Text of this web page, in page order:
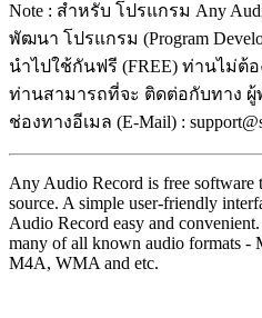
Note : สำหรับ โปรแกรม Any
พัฒนา โปรแกรม (Program
นำไปใช้กันฟรี (FREE) ท่านไม่ต้
ท่านสามารถที่จะ ติดต่อกับทาง
ช่องทางอีเมล (E-Mail) :
Any Audio Record is free software
source. A simple user-friendly
Audio Record easy and
many of all known audio formats
M4A, WMA and etc.